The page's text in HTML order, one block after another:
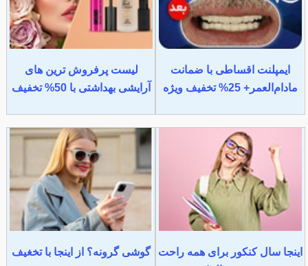
ایمپلنت اقساطی با ضمانت
مادام‌العمر+ 25% تخفیف ویژه
لیست پرفروش ترین های
آرایشی بهداشتی با 50% تخفیف
اینجا سال کنکور برای همه راحت
گوشی گرونه؟ از اینجا با تخغیف